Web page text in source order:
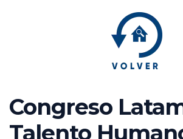
Congreso
Talento